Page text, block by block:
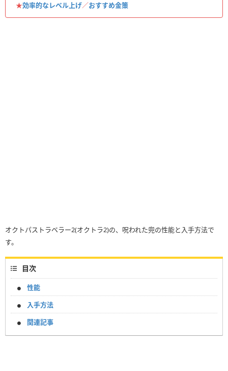
★効率的なレベル上げ／おすすめ金策
オクトパストラベラー2(オクトラ2)の、呪われた兜の性能と入手方法で
す。
目次
性能
入手方法
関連記事